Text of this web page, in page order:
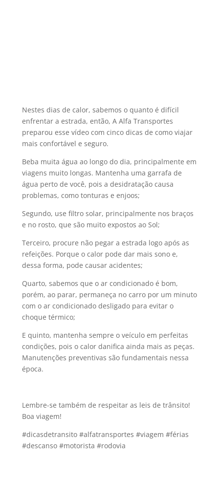
Nestes dias de calor, sabemos o quanto é difícil
enfrentar a estrada, então, A Alfa Transportes
preparou esse vídeo com cinco dicas de como viajar
mais confortável e seguro.
Beba muita água ao longo do dia, principalmente em
viagens muito longas. Mantenha uma garrafa de
água perto de você, pois a desidratação causa
problemas, como tonturas e enjoos;
Segundo, use filtro solar, principalmente nos braços
e no rosto, que são muito expostos ao Sol;
Terceiro, procure não pegar a estrada logo após as
refeições. Porque o calor pode dar mais sono e,
dessa forma, pode causar acidentes;
Quarto, sabemos que o ar condicionado é bom,
porém, ao parar, permaneça no carro por um minuto
com o ar condicionado desligado para evitar o
choque térmico;
E quinto, mantenha sempre o veículo em perfeitas
condições, pois o calor danifica ainda mais as peças.
Manutenções preventivas são fundamentais nessa
época.
Lembre-se também de respeitar as leis de trânsito!
Boa viagem!
#dicasdetransito #alfatransportes #viagem #férias
#descanso #motorista #rodovia